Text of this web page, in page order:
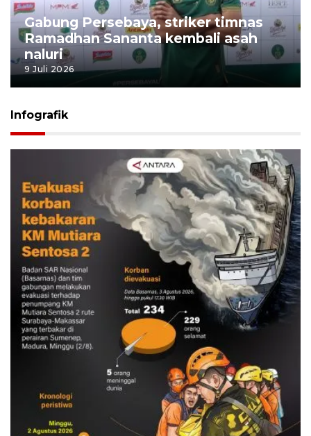
Gabung Persebaya, striker timnas
Ramadhan Sananta kembali asah
naluri
9 Juli 2026
Infografik